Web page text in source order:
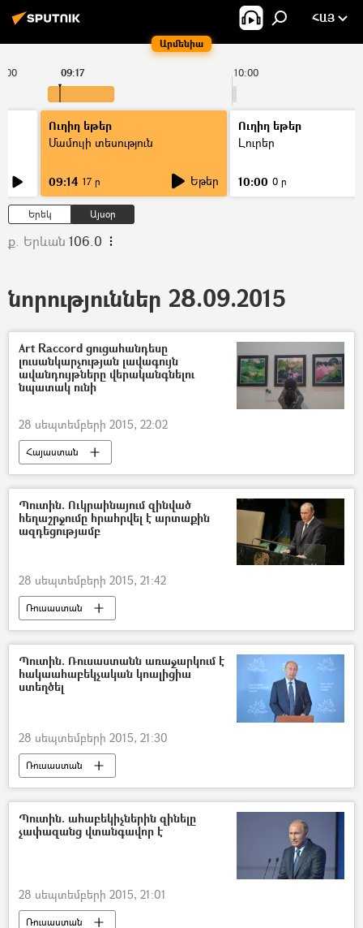
Արմենիա
ՀԱՅ
10:00
09:17
Ուղիղ եթեր
Մամուլի տեսություն
09:14 17 ր Եթեր
Ուղիղ եթեր
Լուրեր
10:00 0 ր
Երեկ Այսօր
ք. Երևան 106.0
նորություններ 28.09.2015
Art Raccord ցուցահանդեսը
լուսանկարչության լավագույն
ավանդույթները վերականգնելու
նպատակ ունի
28 սեպտեմբերի 2015, 22:02
Հայաստան
Պուտին. Ուկրաինայում զինված
հեղաշրջումը հրահրվել է արտաքին
ազդեցությամբ
28 սեպտեմբերի 2015, 21:42
Ռուսաստան
Պուտին. Ռուսաստանն առաջարկում է
հակաահաբեկչական կոալիցիա
ստեղծել
28 սեպտեմբերի 2015, 21:30
Ռուսաստան
Պուտին. ահաբեկիչներին զինելը
չափազանց վտանգավոր է
28 սեպտեմբերի 2015, 21:01
Ռուսաստան